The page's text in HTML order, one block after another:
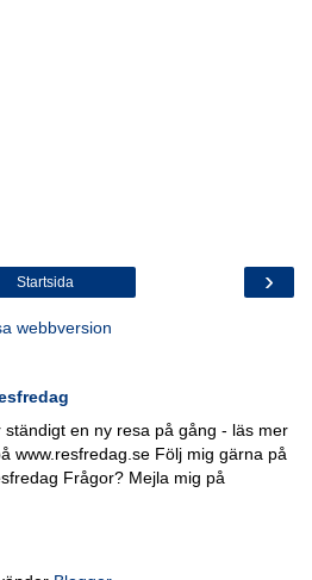
›
Startsida
webbversion
ständigt en ny resa på gång - läs mer
www.resfredag.se Följ mig gärna på
Frågor? Mejla mig på